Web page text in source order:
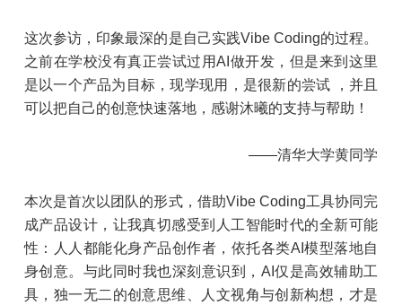
这次参访，印象最深的是自己实践Vibe Coding的过程。
之前在学校没有真正尝试过用AI做开发，但是来到这里
是以一个产品为目标，现学现用，是很新的尝试 ，并且
可以把自己的创意快速落地，感谢沐曦的支持与帮助！
——清华大学黄同学
本次是首次以团队的形式，借助Vibe Coding工具协同完
成产品设计，让我真切感受到人工智能时代的全新可能
性：人人都能化身产品创作者，依托各类AI模型落地自
身创意。与此同时我也深刻意识到，AI仅是高效辅助工
具，独一无二的创意思维、人文视角与创新构想，才是